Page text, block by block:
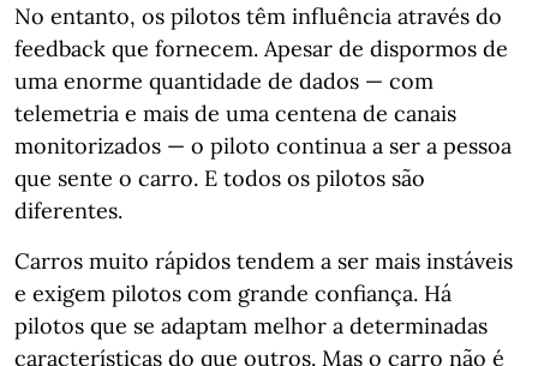
No entanto, os pilotos têm influência através do
feedback que fornecem. Apesar de dispormos de
uma enorme quantidade de dados — com
telemetria e mais de uma centena de canais
monitorizados — o piloto continua a ser a pessoa
que sente o carro. E todos os pilotos são
diferentes.
Carros muito rápidos tendem a ser mais instáveis
e exigem pilotos com grande confiança. Há
pilotos que se adaptam melhor a determinadas
características do que outros. Mas o carro não é